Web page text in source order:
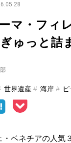
ーマ・フ
ゅっと詰
世界遺産 海岸
・ベネチアの人気